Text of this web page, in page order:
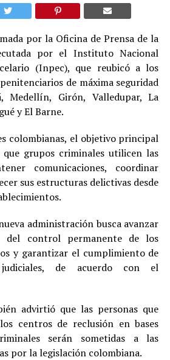
por la Oficina de Prensa de la
por el Instituto Nacional
(Inpec), que reubicó a los
de máxima seguridad
Medellín, Girón, Valledupar, La
y El Barne.
colombianas, el objetivo principal
grupos criminales utilicen las
comunicaciones, coordinar
sus estructuras delictivas desde
administración busca avanzar
del control permanente de los
y garantizar el cumplimiento de
judiciales, de acuerdo con el
advirtió que las personas que
centros de reclusión en bases
serán sometidas a las
por la legislación colombiana.